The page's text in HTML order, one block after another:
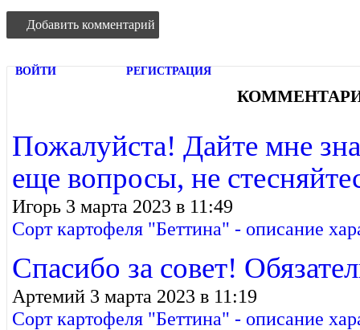
Добавить комментарий
ВОЙТИ РЕГИСТРАЦИЯ
Пожалуйста! Дайте мне
еще вопросы, не
Игорь 3 марта 2023 в 11:49
Сорт картофеля "Беттина" - описание
Спасибо за совет!
Артемий 3 марта 2023 в 11:19
Сорт картофеля "Беттина" - описание